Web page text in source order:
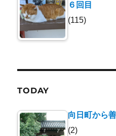
６回目
(115)
TODAY
向日町から
(2)